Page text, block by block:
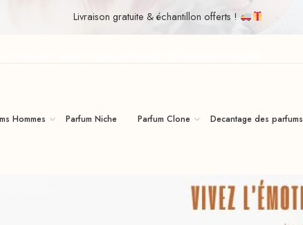
Livraison gratuite & échantillon offerts !
Hommes Parfum Niche Parfum Clone Decantage des parfums